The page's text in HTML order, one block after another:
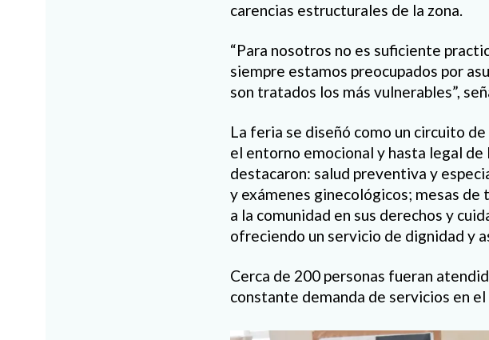
carencias estructurales de la zona.
“Para nosotros no es suficiente
siempre estamos preocupados por
son tratados los más vulnerables”,
La feria se diseñó como un circuito
el entorno emocional y hasta legal
destacaron: salud preventiva y
y exámenes ginecológicos; mesas
a la comunidad en sus derechos y
ofreciendo un servicio de dignidad y
Cerca de 200 personas fueran
constante demanda de servicios en